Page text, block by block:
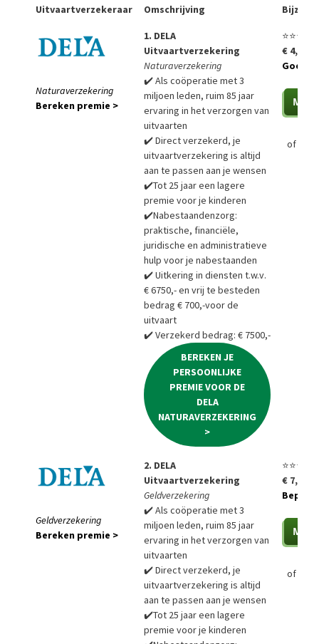
Uitvaartverzekeraar
Omschrijving
Naturaverzekering
Bereken premie >
1. DELA
Uitvaartverzekering
Naturaverzekering
✔️ Als coöperatie met 3
miljoen leden, ruim 85 jaar
ervaring in het verzorgen van
uitvaarten
✔️ Direct verzekerd, je
uitvaartverzekering is altijd
aan te passen aan je wensen
✔️Tot 25 jaar een lagere
premie voor je kinderen
✔️Nabestaandenzorg:
praktische, financiële,
juridische en administratieve
hulp voor je nabestaanden
✔️ Uitkering in diensten t.w.v.
€ 6750,- en vrij te besteden
bedrag € 700,-voor de
uitvaart
✔️ Verzekerd bedrag: € 7500,-
BEREKEN JE
PERSOONLIJKE
PREMIE VOOR DE
DELA
NATURAVERZEKERING
>
⭐⭐⭐⭐⭐
€ 4,99
of
Geldverzekering
Bereken premie >
2. DELA
Uitvaartverzekering
Geldverzekering
✔️ Als coöperatie met 3
miljoen leden, ruim 85 jaar
ervaring in het verzorgen van
uitvaarten
✔️ Direct verzekerd, je
uitvaartverzekering is altijd
aan te passen aan je wensen
✔️Tot 25 jaar een lagere
premie voor je kinderen
⭐⭐⭐⭐⭐
€ 7,85
Bepaal
of